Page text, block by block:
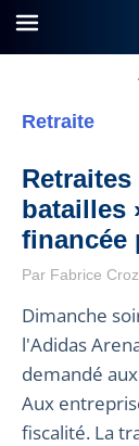
Retraite
batailles
financée
Par Fabrice
Dimanche
l'Adidas
demandé
Aux
fiscalité. La